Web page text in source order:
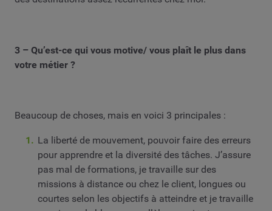
3 – Qu’est-ce qui vous motive/ vous plaît le plus dans
votre métier ?
Beaucoup de choses, mais en voici 3 principales :
La liberté de mouvement, pouvoir faire des erreurs
pour apprendre et la diversité des tâches. J’assure
pas mal de formations, je travaille sur des
missions à distance ou chez le client, longues ou
courtes selon les objectifs à atteindre et je travaille